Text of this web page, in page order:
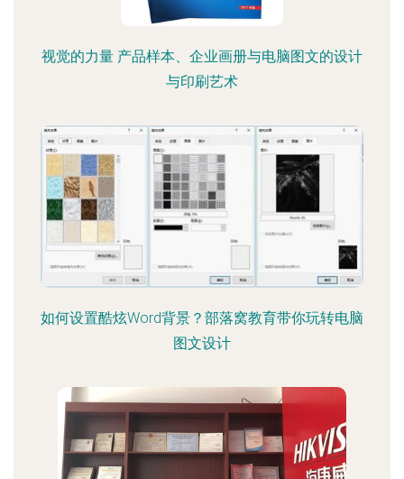
视觉的力量 产品样本、企业画册与电脑图文的设计
与印刷艺术
如何设置酷炫Word背景？部落窝教育带你玩转电脑
图文设计